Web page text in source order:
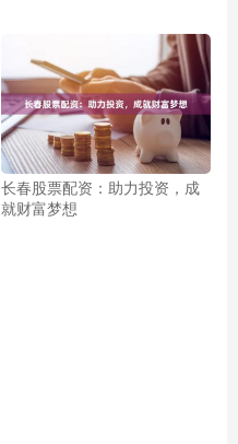
长春股票配资：助力投资，成
就财富梦想